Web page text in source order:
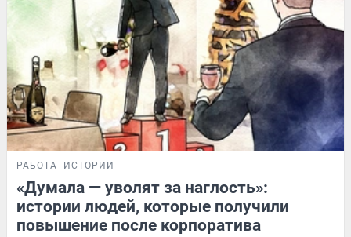
РАБОТА ИСТОРИИ
«Думала — уволят за наглость»:
истории людей, которые получили
повышение после корпоратива